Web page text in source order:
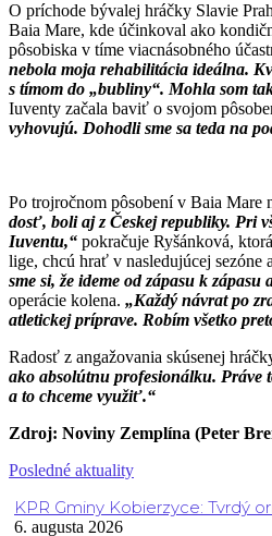
O príchode bývalej hráčky Slavie
Baia Mare, kde účinkoval ako
pôsobiska v tíme viacnásobného
nebola moja rehabilitácia ideálna.
s tímom do „bubliny“. Mohla som
Iuventy začala baviť o svojom
vyhovujú. Dohodli sme sa teda na
Po trojročnom pôsobení v Baia Mare
dosť, boli aj z Českej republiky. Pri
Iuventu,“ pokračuje Ryšánková,
lige, chcú hrať v nasledujúcej sezóne
sme si, že ideme od zápasu k
operácie kolena. „Každý návrat po
atletickej príprave. Robím všetko
Radosť z angažovania skúsenej
ako absolútnu profesionálku. Práve
a to chceme využiť.“
Zdroj: Noviny Zemplína (Peter
Posledné aktuality
KPR Gminy Kobierzyce: Tvrdý
6. augusta 2026